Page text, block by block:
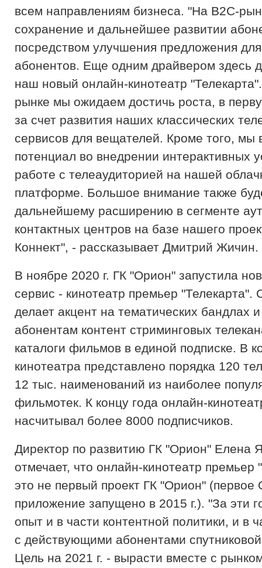
всем направлениям бизнеса. "На В2С-
сохранение и дальнейшее развитии
посредством улучшения предложения
абонентов. Еще одним драйвером здесь
наш новый онлайн-кинотеатр
рынке мы ожидаем достичь роста, в
за счет развития наших классических
сервисов для вещателей. Кроме того, мы
потенциал во внедрении интерактивных
работе с телеаудиторией на нашей
платформе. Большое внимание также
дальнейшему расширению в сегменте
контактных центров на базе нашего
Коннект", - рассказывает Дмитрий Жичин.
В ноябре 2020 г. ГК "Орион" запустила
сервис - кинотеатр премьер "Телекарта".
делает акцент на тематических бандлах
абонентам контент стриминговых
каталоги фильмов в единой подписке. В
кинотеатра представлено порядка 120
12 тыс. наименований из наиболее
фильмотек. К концу года онлайн-
насчитывал более 8000 подписчиков.
Директор по развитию ГК "Орион" Елена
отмечает, что онлайн-кинотеатр премьер
это не первый проект ГК "Орион" (первое
приложение запущено в 2015 г.). "За эти
опыт и в части контентной политики, и в
с действующими абонентами
Цель на 2021 г. - вырасти вместе с